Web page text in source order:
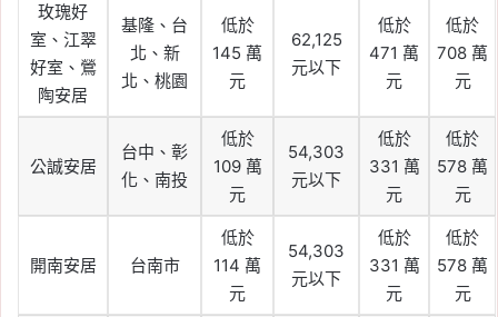
玫瑰好
室、江翠
好室、鶯
陶安居
基隆、台
北、新
北、桃園
低於
145 萬
元
62,125
元以下
低於
471 萬
元
低於
708 萬
元
公誠安居
台中、彰
化、南投
低於
109 萬
元
54,303
元以下
低於
331 萬
元
低於
578 萬
元
開南安居 台南市
低於
114 萬
元
54,303
元以下
低於
331 萬
元
低於
578 萬
元